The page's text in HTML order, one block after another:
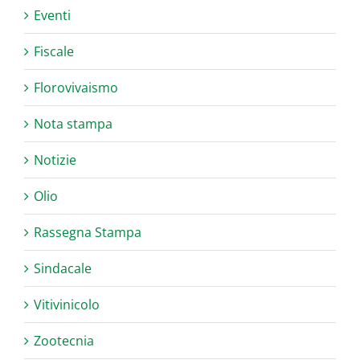
Eventi
Fiscale
Florovivaismo
Nota stampa
Notizie
Olio
Rassegna Stampa
Sindacale
Vitivinicolo
Zootecnia